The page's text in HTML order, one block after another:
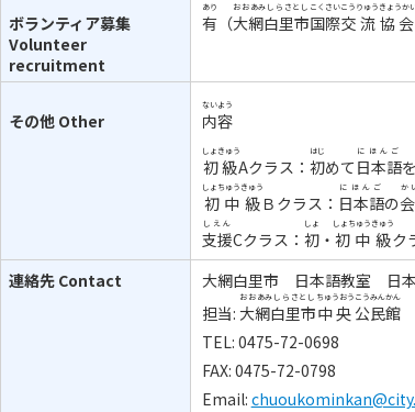
ボランティア募集
Volunteer
recruitment
有
あり
（大網白里市
おおあみしらさとし
国際
こくさい
交流
こうりゅう
協会
きょうか
その他 Other 内容
ないよう
初級
しょきゅう
Aクラス： 初
はじ
めて 日本語
にほんご
を
初中級
しょちゅうきゅう
Ｂクラス： 日本語
にほんご
の
か
支援
しえん
Cクラス： 初
しょ
・ 初中級
しょちゅうきゅう
ク
連絡先 Contact
大網白里市 日本語教室 日本
担当: 大網白里市
おおあみしらさとし
中央
ちゅうおう
公民館
こうみんかん
TEL: 0475-72-0698
FAX: 0475-72-0798
Email: